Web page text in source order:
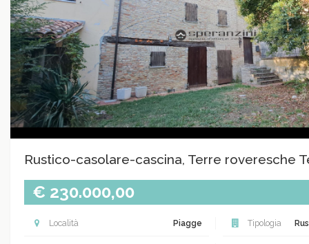
Rustico-casolare-cascina, Terre roveresche
€ 230.000,00
Località Piagge Tipologia